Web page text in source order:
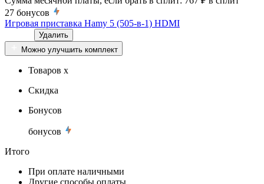
27 бонусов
Игровая приставка Hamy 5 (505-в-1) HDMI
Удалить
Можно улучшить комплект
Товаров x
Скидка
Бонусов
бонусов
Итого
При оплате наличными